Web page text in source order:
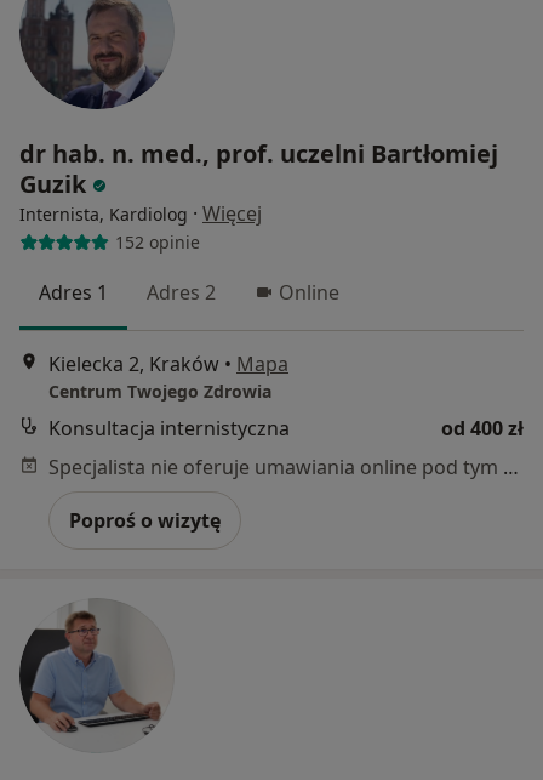
dr hab. n. med., prof. uczelni Bartłomiej
Guzik
Internista, Kardiolog · Więcej
152 opinie
Adres 1 Adres 2 Online
Kielecka 2, Kraków • Mapa
Centrum Twojego Zdrowia
Konsultacja internistyczna
od 400 zł
Specjalista nie oferuje umawiania online pod tym adresem.
Poproś o wizytę